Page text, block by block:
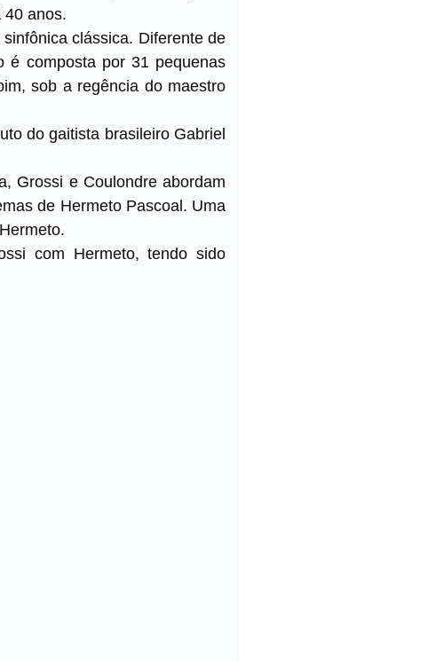
40 anos.
clássica. Diferente de
é composta por 31 pequenas
sob a regência do maestro
do gaitista brasileiro Gabriel
Grossi e Coulondre abordam
de Hermeto Pascoal. Uma
com Hermeto, tendo sido